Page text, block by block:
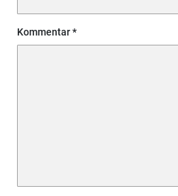
Kommentar